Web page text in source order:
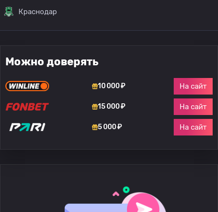
Краснодар
Можно доверять
10 000 ₽ На сайт
15 000 ₽ На сайт
5 000 ₽ На сайт